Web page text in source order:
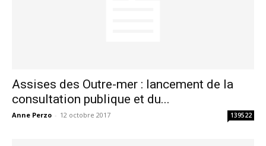
Assises des Outre-mer : lancement de la
consultation publique et du...
Anne Perzo - 12 octobre 2017 139522